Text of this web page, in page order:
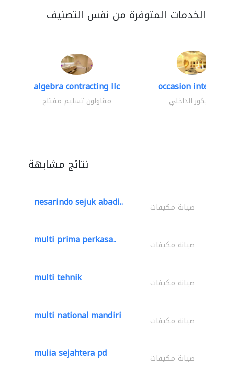
الخدمات المتوفرة من نفس التصنيف
algebra contracting llc
مقاولون تسليم مفتاح
occasion interiors
الديكور الداخلي
نتائج مشابهة
nesarindo sejuk abadi.. صيانة مكيفات
multi prima perkasa.. صيانة مكيفات
multi tehnik صيانة مكيفات
multi national mandiri صيانة مكيفات
mulia sejahtera pd صيانة مكيفات